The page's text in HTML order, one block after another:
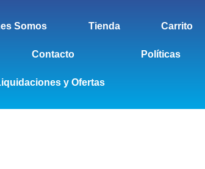
Somos Tienda Carrito
Contacto Políticas
y Ofertas